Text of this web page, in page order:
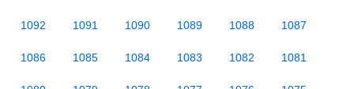
1092 1091 1090 1089 1088 1087
1086 1085 1084 1083 1082 1081